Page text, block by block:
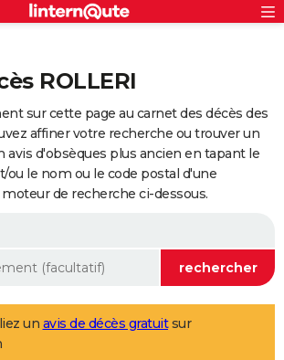
ville
ROLLERI
sur cette page au carnet des décès des
affiner votre recherche ou trouver un
avis d'obsèques plus ancien en tapant le
ou le nom ou le code postal d'une
de recherche ci-dessous.
un avis de décès gratuitsur